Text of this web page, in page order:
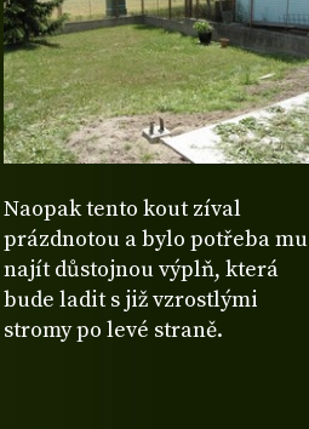
Naopak tento kout zíval
prázdnotou a bylo potřeba mu
najít důstojnou výplň, která
bude ladit s již vzrostlými
stromy po levé straně.